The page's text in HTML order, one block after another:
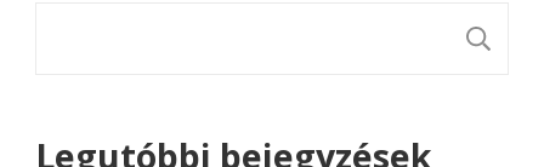
Legutóbbi bejegyzések